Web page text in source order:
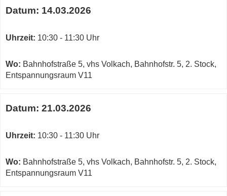
Datum: 14.03.2026
Uhrzeit: 10:30 - 11:30 Uhr
Wo: Bahnhofstraße 5, vhs Volkach, Bahnhofstr. 5, 2. Stock,
Entspannungsraum V11
Datum: 21.03.2026
Uhrzeit: 10:30 - 11:30 Uhr
Wo: Bahnhofstraße 5, vhs Volkach, Bahnhofstr. 5, 2. Stock,
Entspannungsraum V11